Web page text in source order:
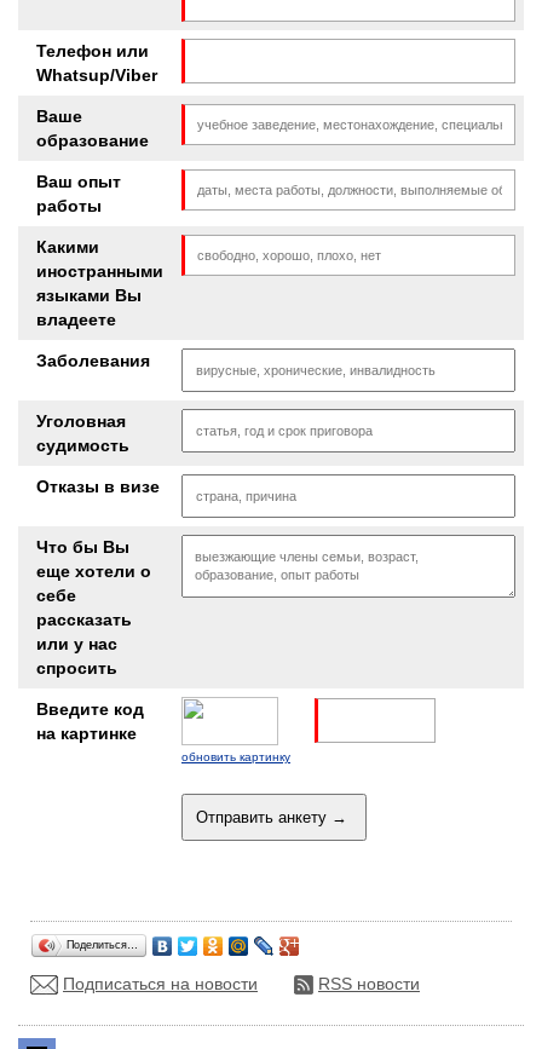
Телефон или
Whatsup/Viber
Ваше
образование
Ваш опыт
работы
Какими
иностранными
языками Вы
владеете
Заболевания
Уголовная
судимость
Отказы в визе
Что бы Вы
еще хотели о
себе
рассказать
или у нас
спросить
Введите код
на картинке
обновить картинку
Поделиться…
Подписаться на новости RSS новости